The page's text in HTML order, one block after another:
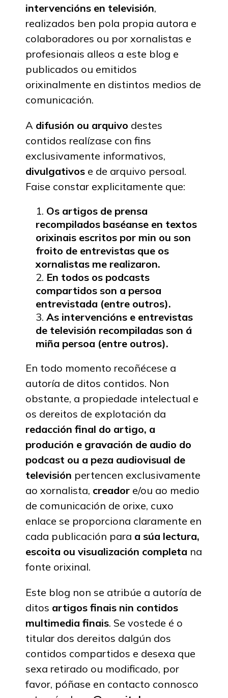
intervencións en televisión,
realizados ben pola propia autora e
colaboradores ou por xornalistas e
profesionais alleos a este blog e
publicados ou emitidos
orixinalmente en distintos medios de
comunicación.
A difusión ou arquivo destes
contidos realízase con fins
exclusivamente informativos,
divulgativos e de arquivo persoal.
Faise constar explicitamente que:
Os artigos de prensa
recompilados baséanse en textos
orixinais escritos por min ou son
froito de entrevistas que os
xornalistas me realizaron.
En todos os podcasts
compartidos son a persoa
entrevistada (entre outros).
As intervencións e entrevistas
de televisión recompiladas son á
miña persoa (entre outros).
En todo momento recoñécese a
autoría de ditos contidos. Non
obstante, a propiedade intelectual e
os dereitos de explotación da
redacción final do artigo, a
produción e gravación de audio do
podcast ou a peza audiovisual de
televisión pertencen exclusivamente
ao xornalista, creador e/ou ao medio
de comunicación de orixe, cuxo
enlace se proporciona claramente en
cada publicación para a súa lectura,
escoita ou visualización completa na
fonte orixinal.
Este blog non se atribúe a autoría de
ditos artigos finais nin contidos
multimedia finais. Se vostede é o
titular dos dereitos dalgún dos
contidos compartidos e desexa que
sexa retirado ou modificado, por
favor, póñase en contacto connosco